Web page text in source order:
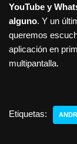
YouTube y
alguno. Y un
queremos
aplicación en
multipantalla.
Etiquetas: